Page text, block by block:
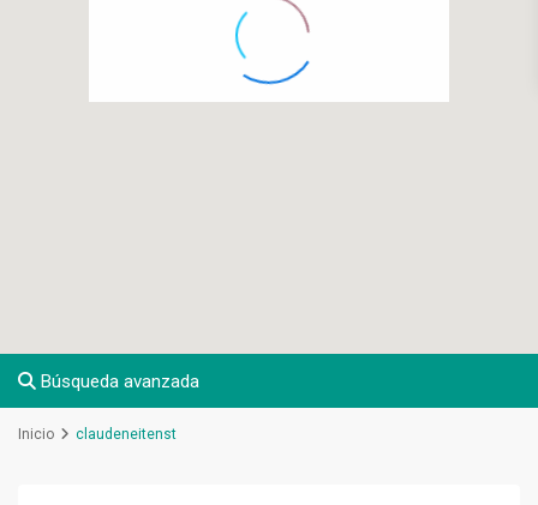
Búsqueda avanzada
Inicio claudeneitenst